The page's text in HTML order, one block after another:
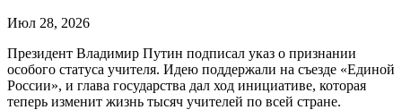
Июл 28, 2026
Президент Владимир Путин подписал указ о признании
особого статуса учителя. Идею поддержали на съезде «Единой
России», и глава государства дал ход инициативе, которая
теперь изменит жизнь тысяч учителей по всей стране.